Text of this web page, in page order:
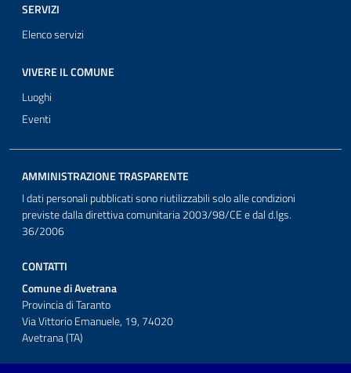
SERVIZI
Elenco servizi
VIVERE IL COMUNE
Luoghi
Eventi
AMMINISTRAZIONE TRASPARENTE
I dati personali pubblicati sono riutilizzabili solo alle condizioni
previste dalla direttiva comunitaria 2003/98/CE e dal d.lgs.
36/2006
CONTATTI
Comune di Avetrana
Provincia di Taranto
Via Vittorio Emanuele, 19, 74020
Avetrana (TA)